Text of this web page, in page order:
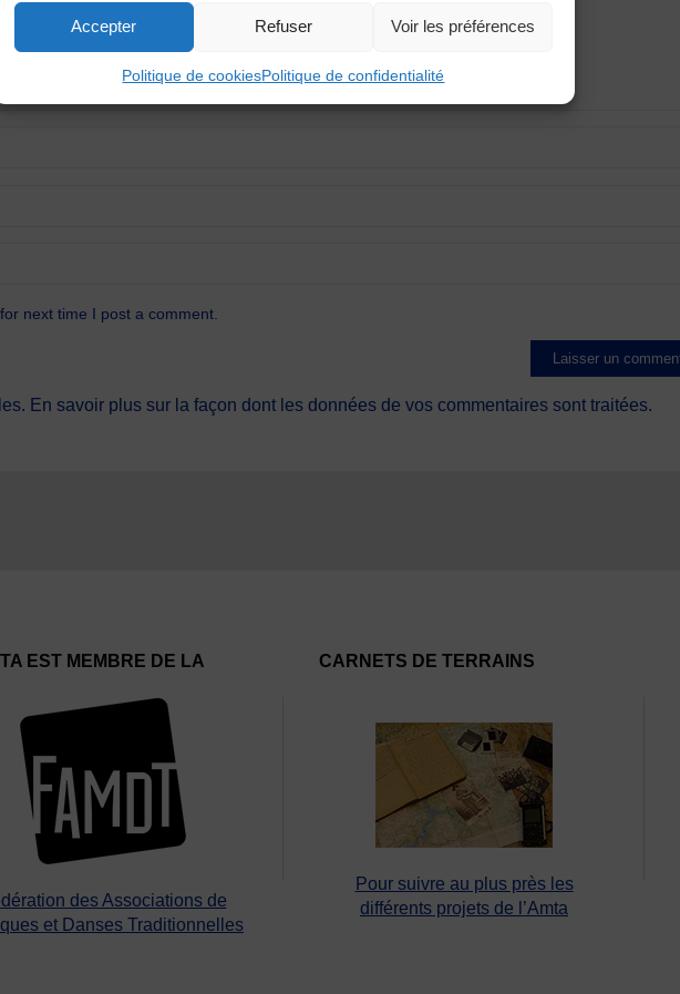
Accepter Refuser Voir les préférences
Politique de cookiesPolitique de confidentialité
next time I post a comment.
En savoir plus sur la façon dont les données de vos commentaires sont traitées.
EST MEMBRE DE LA
des Associations de
et Danses Traditionnelles
CARNETS DE TERRAINS
Pour suivre au plus près les
différents projets de l’Amta